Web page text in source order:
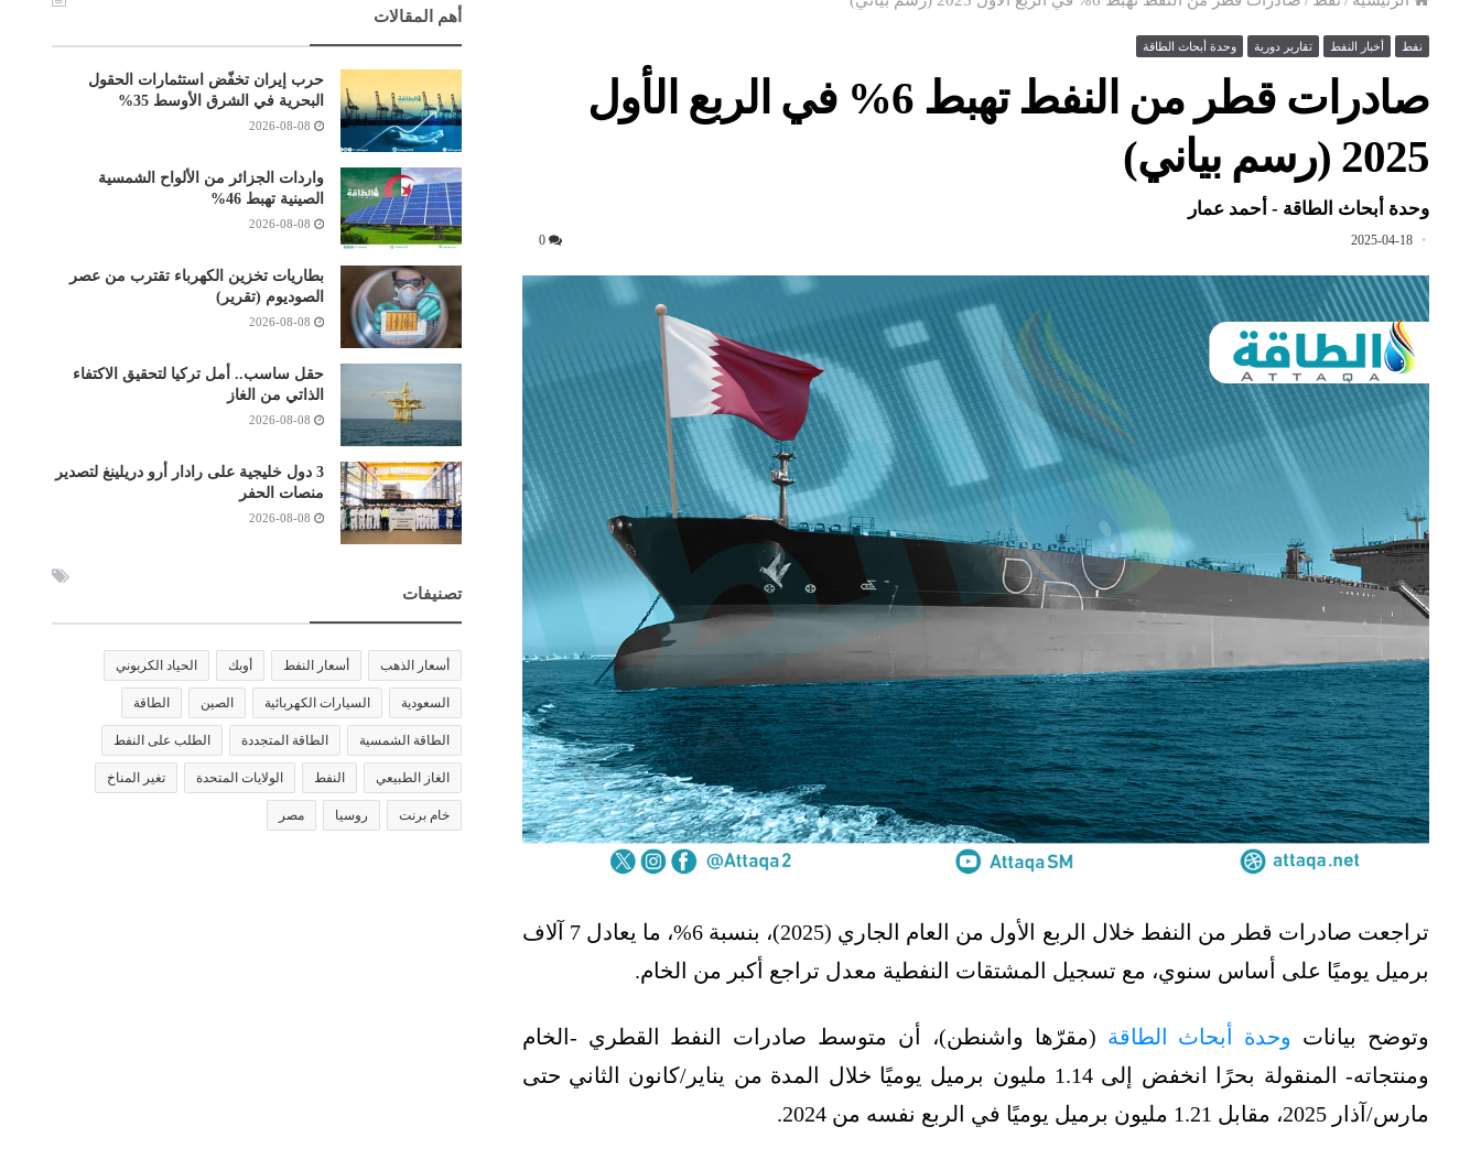
نفط أخبار النفط تقارير دورية وحدة أبحاث الطاقة
صادرات قطر من النفط تهبط 6% في الربع الأول
2025 (رسم بياني)
وحدة أبحاث الطاقة - أحمد عمار
2025-04-18
0
تراجعت صادرات قطر من النفط خلال الربع الأول من العام الجاري (2025)، بنسبة 6%، ما يعادل 7 آلاف
برميل يوميًا على أساس سنوي، مع تسجيل المشتقات النفطية معدل تراجع أكبر من الخام.
وتوضح بيانات وحدة أبحاث الطاقة (مقرّها واشنطن)، أن متوسط صادرات النفط القطري -الخام
ومنتجاته- المنقولة بحرًا انخفض إلى 1.14 مليون برميل يوميًا خلال المدة من يناير/كانون الثاني حتى
مارس/آذار 2025، مقابل 1.21 مليون برميل يوميًا في الربع نفسه من 2024.
أهم المقالات
حرب إيران تخفّض استثمارات الحقول
البحرية في الشرق الأوسط 35%
2026-08-08
واردات الجزائر من الألواح الشمسية
الصينية تهبط 46%
2026-08-08
بطاريات تخزين الكهرباء تقترب من عصر
الصوديوم (تقرير)
2026-08-08
حقل ساسب.. أمل تركيا لتحقيق الاكتفاء
الذاتي من الغاز
2026-08-08
3 دول خليجية على رادار أرو دريلينغ لتصدير
منصات الحفر
2026-08-08
تصنيفات
أسعار الذهب أسعار النفط أوبك الحياد الكربوني
السعودية السيارات الكهربائية الصين الطاقة
الطاقة الشمسية الطاقة المتجددة الطلب على النفط
الغاز الطبيعي النفط الولايات المتحدة تغير المناخ
خام برنت روسيا مصر